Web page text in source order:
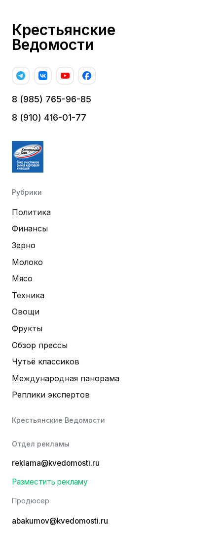
Крестьянские
Ведомости
8 (985) 765-96-85
8 (910) 416-01-77
Рубрики
Политика
Финансы
Зерно
Молоко
Мясо
Техника
Овощи
Фрукты
Обзор прессы
Чутьё классиков
Международная панорама
Реплики экспертов
Крестьянские Ведомости
Отдел рекламы
reklama@kvedomosti.ru
Разместить рекламу
Продюсер
abakumov@kvedomosti.ru